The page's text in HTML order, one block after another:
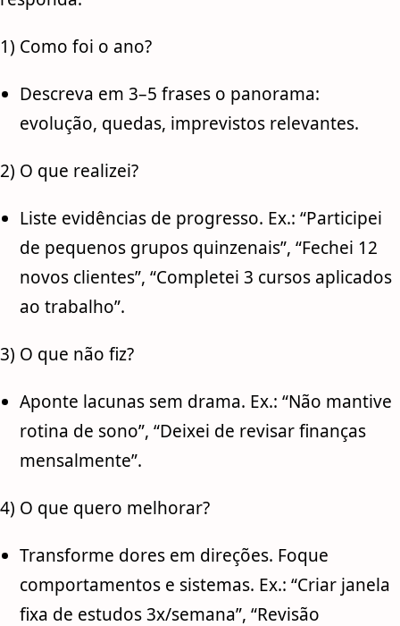
1) Como foi o ano?
Descreva em 3–5 frases o panorama:
evolução, quedas, imprevistos relevantes.
2) O que realizei?
Liste evidências de progresso. Ex.: “Participei
de pequenos grupos quinzenais”, “Fechei 12
novos clientes”, “Completei 3 cursos aplicados
ao trabalho”.
3) O que não fiz?
Aponte lacunas sem drama. Ex.: “Não mantive
rotina de sono”, “Deixei de revisar finanças
mensalmente”.
4) O que quero melhorar?
Transforme dores em direções. Foque
comportamentos e sistemas. Ex.: “Criar janela
fixa de estudos 3x/semana”, “Revisão